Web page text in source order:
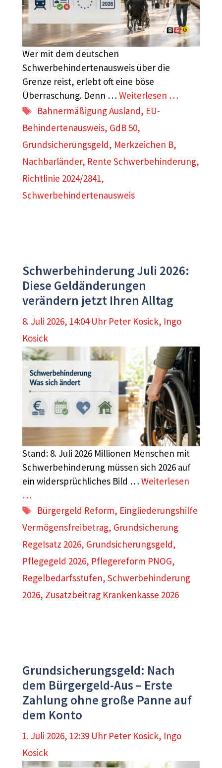
Wer mit dem deutschen
Schwerbehindertenausweis über die
Grenze reist, erlebt oft eine böse
Überraschung. Denn … Weiterlesen …
Schlagwörter
Bahnermäßigung Ausland, EU-
Behindertenausweis, GdB 50,
Grundsicherungsgeld, Merkzeichen B,
Nachbarländer, Rente Schwerbehinderung,
Richtlinie 2024/2841,
Schwerbehindertenausweis
Schwerbehinderung Juli 2026:
Diese Geldänderungen
verändern jetzt Ihren Alltag
8. Juli 2026, 14:04 Uhr Peter Kosick, Ingo
Kosick
Stand: 8. Juli 2026 Millionen Menschen mit
Schwerbehinderung müssen sich 2026 auf
ein widersprüchliches Bild … Weiterlesen
…
Schlagwörter
Bürgergeld Reform, Eingliederungshilfe
Vermögensfreibetrag, Grundsicherung
Regelsatz 2026, Grundsicherungsgeld,
Pflegegeld 2026, Pflegereform PNOG,
Regelbedarfsstufen, Schwerbehinderung
2026, Zusatzbeitrag Krankenkasse 2026
Grundsicherungsgeld: Nach
dem Bürgergeld-Aus – Erste
Zahlung ohne große Panne auf
dem Konto
1. Juli 2026, 12:39 Uhr Peter Kosick, Ingo
Kosick